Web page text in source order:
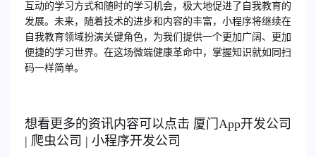
互动的学习方式和随时的学习机会，极大地促进了自我教育的
发展。未来，随着技术的进步和内容的丰富，小程序将继续在
自我教育领域扮演关键角色，为我们提供一个更加广阔、更加
便捷的学习世界。在这场微端健康革命中，掌握知识就如同扫
码一样简单。
想看更多的资讯内容可以点击 厦门 App开发公司
| 爬虫公司 | 小程序开发公司